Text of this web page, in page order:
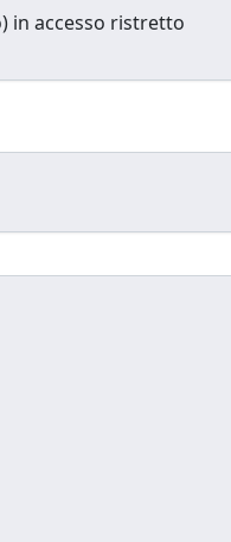
in accesso ristretto